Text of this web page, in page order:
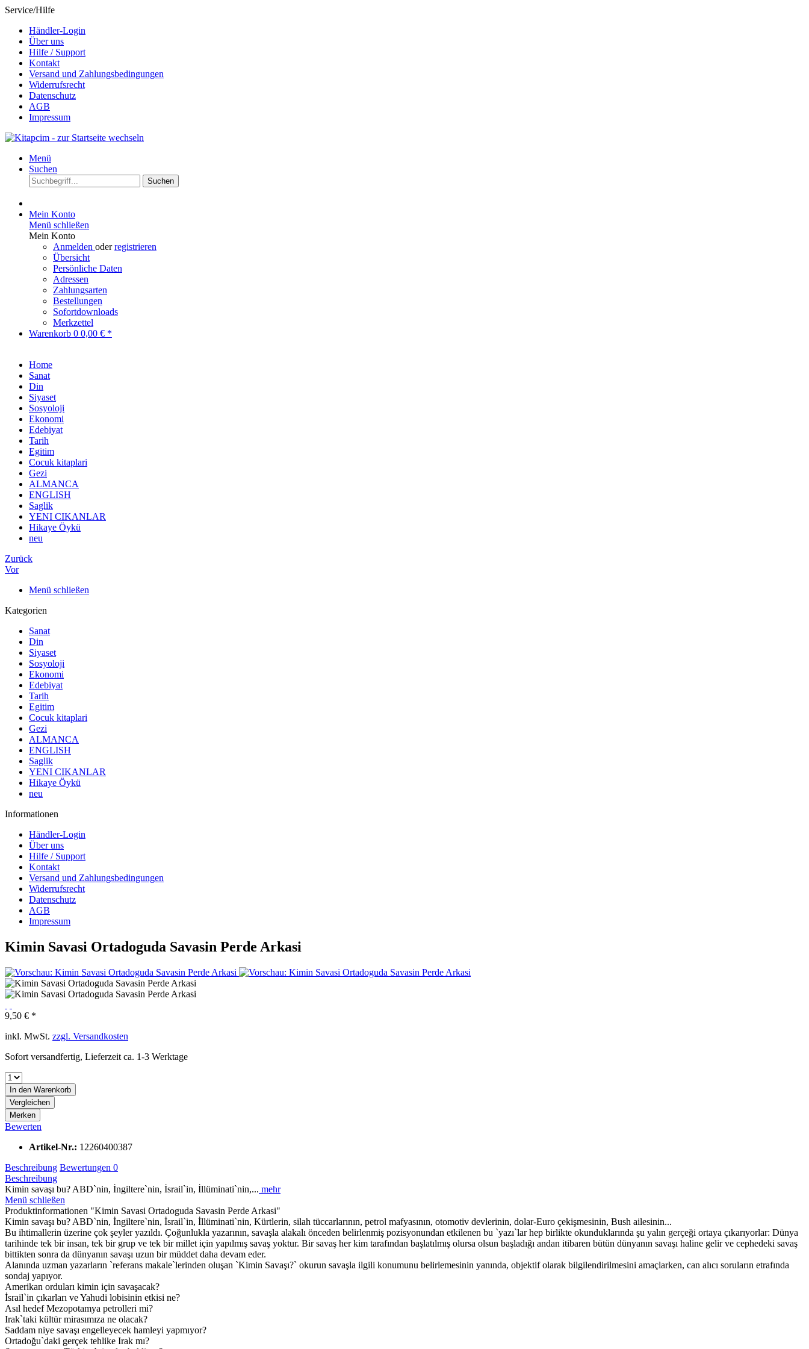
Service/Hilfe
Händler-Login
Über uns
Hilfe / Support
Kontakt
Versand und Zahlungsbedingungen
Widerrufsrecht
Datenschutz
AGB
Impressum
Menü
Suchen
Suchen
Mein Konto
Menü schließen
Mein Konto
Anmelden oderregistrieren
Übersicht
Persönliche Daten
Adressen
Zahlungsarten
Bestellungen
Sofortdownloads
Merkzettel
Warenkorb 0 0,00 € *
Home
Sanat
Din
Siyaset
Sosyoloji
Ekonomi
Edebiyat
Tarih
Egitim
Cocuk kitaplari
Gezi
ALMANCA
ENGLISH
Saglik
YENI CIKANLAR
Hikaye Öykü
neu
Zurück
Vor
Menü schließen
Kategorien
Sanat
Din
Siyaset
Sosyoloji
Ekonomi
Edebiyat
Tarih
Egitim
Cocuk kitaplari
Gezi
ALMANCA
ENGLISH
Saglik
YENI CIKANLAR
Hikaye Öykü
neu
Informationen
Händler-Login
Über uns
Hilfe / Support
Kontakt
Versand und Zahlungsbedingungen
Widerrufsrecht
Datenschutz
AGB
Impressum
Kimin Savasi Ortadoguda Savasin Perde Arkasi
9,50 € *
inkl. MwSt. zzgl. Versandkosten
Sofort versandfertig, Lieferzeit ca. 1-3 Werktage
In den Warenkorb
Vergleichen
Merken
Bewerten
Artikel-Nr.: 12260400387
Beschreibung Bewertungen 0
Beschreibung
Kimin savaşı bu? ABD`nin, İngiltere`nin, İsrail`in, İllüminati`nin,... mehr
Menü schließen
Produktinformationen "Kimin Savasi Ortadoguda Savasin Perde Arkasi"
Kimin savaşı bu? ABD`nin, İngiltere`nin, İsrail`in, İllüminati`nin, Kürtlerin, silah tüccarlarının, petrol mafyasının, otomotiv devlerinin, dolar-Euro çekişmesinin, Bush ailesinin...
Bu ihtimallerin üzerine çok şeyler yazıldı. Çoğunlukla yazarının, savaşla alakalı önceden belirlenmiş pozisyonundan etkilenen bu `yazı`lar hep birlikte okunduklarında şu yalın gerçeği ortaya çıkarıyorlar: Dünya
tarihinde tek bir insan, tek bir grup ve tek bir millet için yapılmış savaş yoktur. Bir savaş her kim tarafından başlatılmış olursa olsun başladığı andan itibaren bütün dünyanın savaşı haline gelir ve cephedeki savaş
bittikten sonra da dünyanın savaşı uzun bir müddet daha devam eder.
Alanında uzman yazarların `referans makale`lerinden oluşan `Kimin Savaşı?` okurun savaşla ilgili konumunu belirlemesinin yanında, objektif olarak bilgilendirilmesini amaçlarken, can alıcı soruların etrafında
sondaj yapıyor.
Amerikan orduları kimin için savaşacak?
İsrail`in çıkarları ve Yahudi lobisinin etkisi ne?
Asıl hedef Mezopotamya petrolleri mi?
Irak`taki kültür mirasımıza ne olacak?
Saddam niye savaşı engelleyecek hamleyi yapmıyor?
Ortadoğu`daki gerçek tehlike Irak mı?